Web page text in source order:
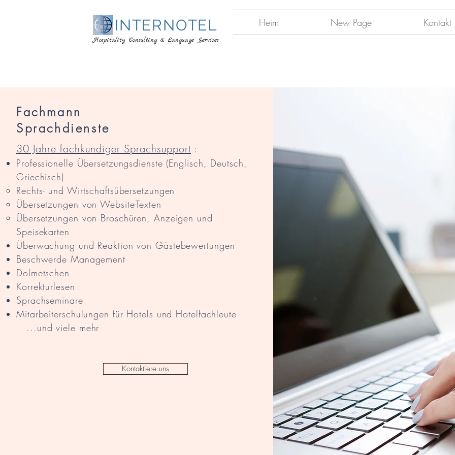
INTERNOTEL
Hospitality Consulting & Language Services
Heim New Page Kontakt
Fachmann
Sprachdienste
30 Jahre fachkundiger Sprachsupport :
Professionelle Übersetzungsdienste (Englisch, Deutsch,
Griechisch)
Rechts- und Wirtschaftsübersetzungen
Übersetzungen von Website-Texten
Übersetzungen von Broschüren, Anzeigen und
Speisekarten
Überwachung und Reaktion von Gästebewertungen
Beschwerde Management
Dolmetschen
Korrekturlesen
Sprachseminare
Mitarbeiterschulungen für Hotels und Hotelfachleute
...und viele mehr
Kontaktiere uns